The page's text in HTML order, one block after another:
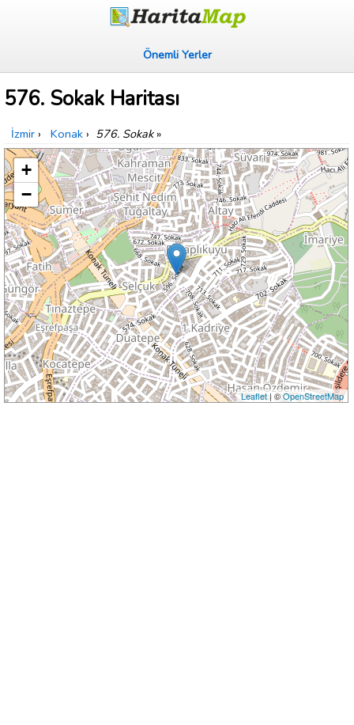
Önemli Yerler
576. Sokak Haritası
İzmir › Konak › 576. Sokak»
+
−
Leaflet| ©OpenStreetMap